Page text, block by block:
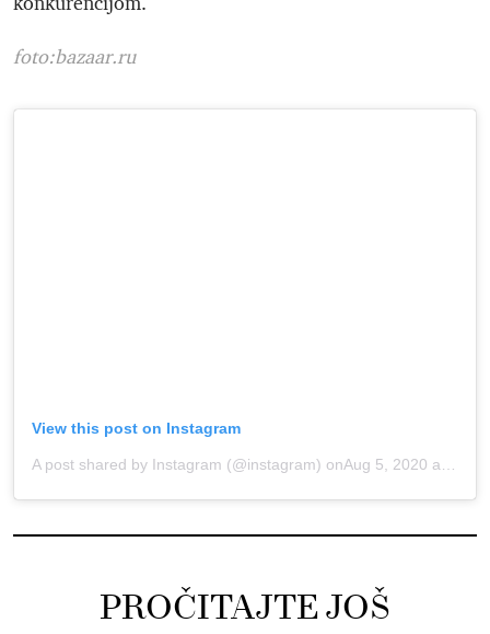
foto:bazaar.ru
View this post on Instagram
A post shared by Instagram (@instagram) onAug 5, 2020 at 8:00am PDT
PROČITAJTE JOŠ